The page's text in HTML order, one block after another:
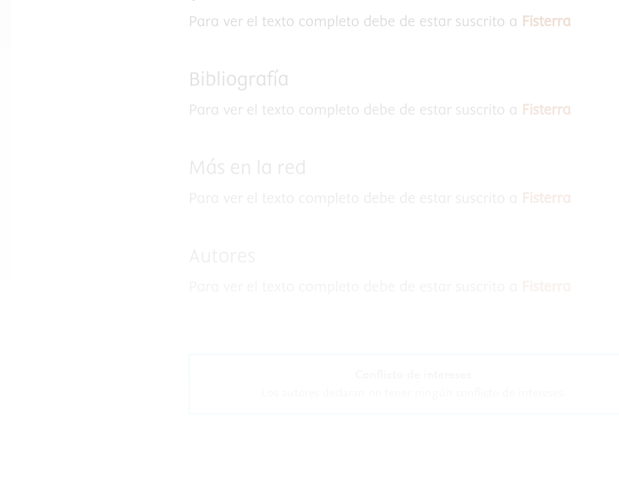
Para ver el texto completo debe de estar suscrito a Fisterra
Bibliografía
Para ver el texto completo debe de estar suscrito a Fisterra
Más en la red
Fisterra